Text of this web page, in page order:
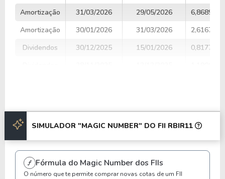
Amortização
31/03/2026 29/05/2026
Amortização
30/01/2026 31/03/2026
Dividendos
30/12/2025 15/01/2026
Anterior Próxima
SIMULADOR "MAGIC NUMBER" DO FII RBIR11
Fórmula do Magic Number dos FIIs
O número que te permite comprar novas cotas de um FII